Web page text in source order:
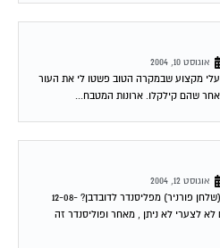
מקצוע שבמקרה הטוב פשטו לי את העור
אחר שהם קילקלו. ארונות המטבח...
צבעים לא לצערי לא ניתן , מאחר ופוליסנדר זה